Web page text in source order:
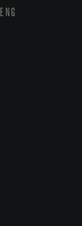
ENG